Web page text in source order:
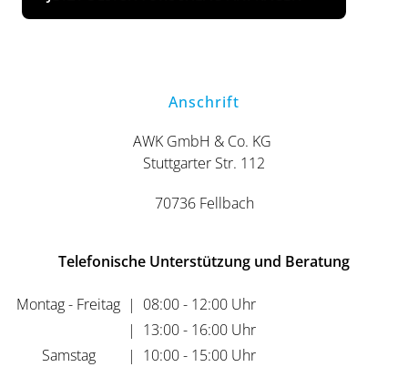
Anschrift
AWK GmbH & Co. KG
Stuttgarter Str. 112
70736 Fellbach
Telefonische Unterstützung und Beratung
Montag - Freitag | 08:00 - 12:00 Uhr
| 13:00 - 16:00 Uhr
Samstag
| 10:00 - 15:00 Uhr